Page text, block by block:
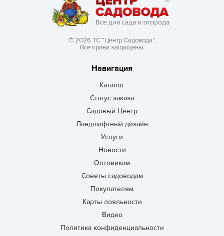
© 2026 ТС “Центр Садовода”.
Все права защищены.
Навигация
Каталог
Статус заказа
Садовый Центр
Ландшафтный дизайн
Услуги
Новости
Оптовикам
Советы садоводам
Покупателям
Карты лояльности
Видео
Политика конфиденциальности